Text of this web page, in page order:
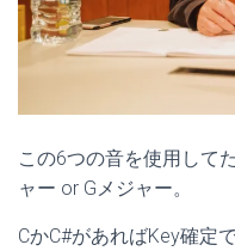
この6つの音を使用して
ャー or Gメジャー。
CかC#があればKey確定